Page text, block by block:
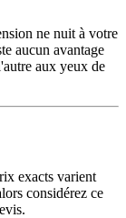
ne nuit à votre
aucun avantage
aux yeux de
exacts varient
considérez ce